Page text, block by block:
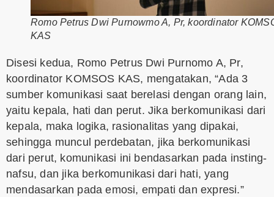
Romo Petrus Dwi Purnowmo A, Pr, koordinator
KAS
Disesi kedua, Romo Petrus Dwi Purnomo A, Pr,
koordinator KOMSOS KAS, mengatakan, “Ada 3
sumber komunikasi saat berelasi dengan orang lain,
yaitu kepala, hati dan perut. Jika berkomunikasi dari
kepala, maka logika, rasionalitas yang dipakai,
sehingga muncul perdebatan, jika berkomunikasi
dari perut, komunikasi ini bendasarkan pada insting-
nafsu, dan jika berkomunikasi dari hati, yang
mendasarkan pada emosi, empati dan expresi.”